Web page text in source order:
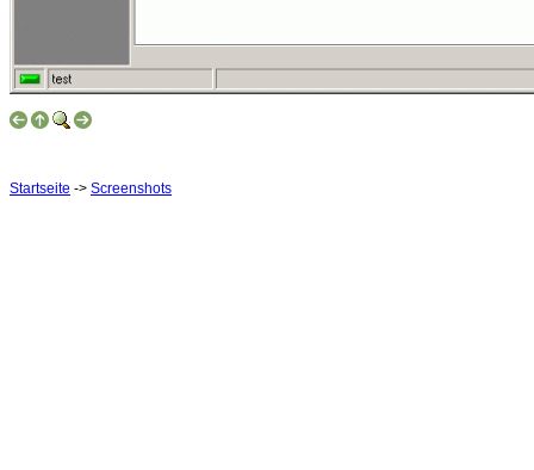
Startseite -> Screenshots